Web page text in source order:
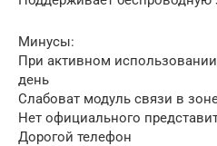
Минусы:
При активном использовании
день
Слабоват модуль связи в
Нет официального
Дорогой телефон